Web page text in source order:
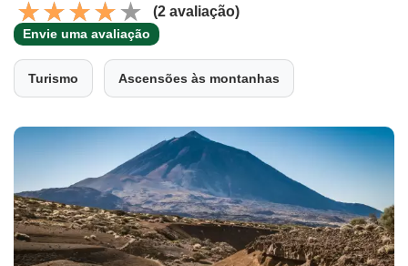
(2 avaliação)
Envie uma avaliação
Turismo Ascensões às montanhas